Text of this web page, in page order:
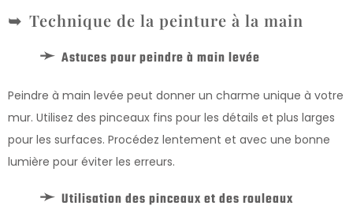
Technique de la peinture à la main
Astuces pour peindre à main levée
Peindre à main levée peut donner un charme unique à votre
mur. Utilisez des pinceaux fins pour les détails et plus larges
pour les surfaces. Procédez lentement et avec une bonne
lumière pour éviter les erreurs.
Utilisation des pinceaux et des rouleaux